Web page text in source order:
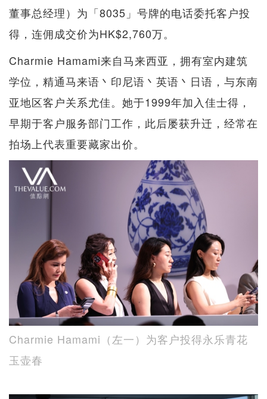
董事总经理）为「8035」号牌的电话委托客户投
得，连佣成交价为HK$2,760万。
Charmie Hamami来自马来西亚，拥有室内建筑
学位，精通马来语丶印尼语丶英语丶日语，与东南
亚地区客户关系尤佳。她于1999年加入佳士得，
早期于客户服务部门工作，此后屡获升迁，经常在
拍场上代表重要藏家出价。
Charmie Hamami（左一）为客户投得永乐青花
玉壶春